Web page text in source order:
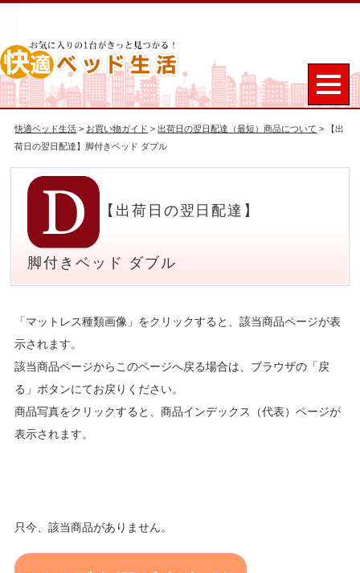
快適ベッド生活 > お買い物ガイド >出荷日の翌日配達（最短）商品について > 【出
荷日の翌日配達】脚付きベッド ダブル
【出荷日の翌日配達】
脚付きベッド ダブル
「マットレス種類画像」をクリックすると、該当商品ページが表
示されます。
該当商品ページからこのページへ戻る場合は、ブラウザの「戻
る」ボタンにてお戻りください。
商品写真をクリックすると、商品インデックス（代表）ページが
表示されます。
只今、該当商品がありません。